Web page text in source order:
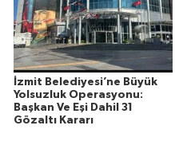
İzmit Belediyesi’ne Büyük
Yolsuzluk Operasyonu:
Başkan Ve Eşi Dahil 31
Gözaltı Kararı